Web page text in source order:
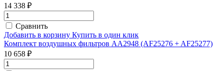
14 338 ₽
Сравнить
Добавить в корзину Купить в один клик
Комплект воздушных фильтров AA2948 (AF25276 + AF25277)
10 658 ₽